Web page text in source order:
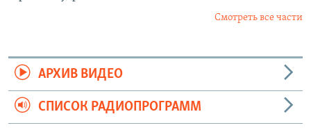
Смотреть все части
АРХИВ ВИДЕО
СПИСОК РАДИОПРОГРАММ